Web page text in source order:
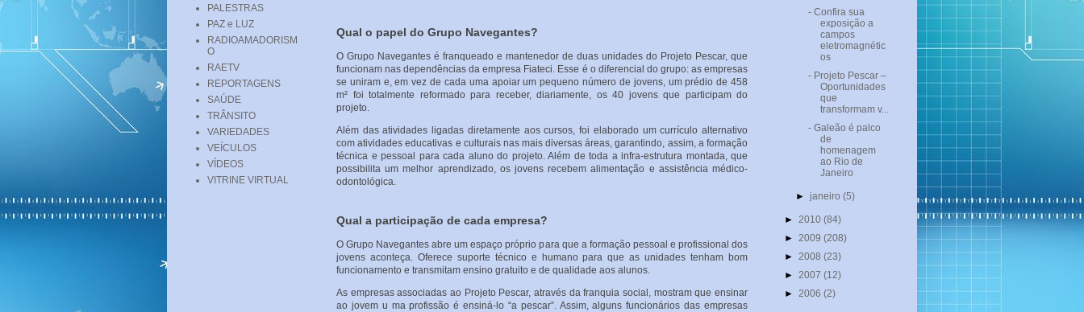
Qual o papel do Grupo Navegantes?
O Grupo Navegantes é franqueado e mantenedor de duas unidades do Projeto Pescar, que
funcionam nas dependências da empresa Fiateci. Esse é o diferencial do grupo: as empresas
se uniram e, em vez de cada uma apoiar um pequeno número de jovens, um prédio de 458
m² foi totalmente reformado para receber, diariamente, os 40 jovens que participam do
projeto.
Além das atividades ligadas diretamente aos cursos, foi elaborado um currículo alternativo
com atividades educativas e culturais nas mais diversas áreas, garantindo, assim, a formação
técnica e pessoal para cada aluno do projeto. Além de toda a infra-estrutura montada, que
possibilita um melhor aprendizado, os jovens recebem alimentação e assistência médico-
odontológica.
Qual a participação de cada empresa?
O Grupo Navegantes abre um espaço próprio para que a formação pessoal e profissional dos
jovens aconteça. Oferece suporte técnico e humano para que as unidades tenham bom
funcionamento e transmitam ensino gratuito e de qualidade aos alunos.
As empresas associadas ao Projeto Pescar, através da franquia social, mostram que ensinar
ao jovem u ma profissão é ensiná-lo “a pescar”. Assim, alguns funcionários das empresas
PALESTRAS
PAZ e LUZ
RADIOAMADORISM
O
RAETV
REPORTAGENS
SAÚDE
TRÂNSITO
VARIEDADES
VEÍCULOS
VÍDEOS
VITRINE VIRTUAL
- Confira sua
exposição a
campos
eletromagnétic
os
- Projeto Pescar –
Oportunidades
que
transformam v...
- Galeão é palco
de
homenagem
ao Rio de
Janeiro
►janeiro(5)
► 2010 (84)
► 2009 (208)
► 2008 (23)
► 2007 (12)
► 2006 (2)